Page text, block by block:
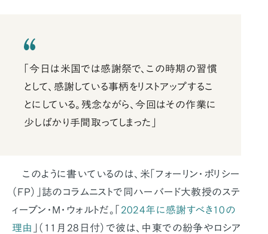
「今日は米国では感謝祭で、この時期の習慣
として、感謝している事柄をリストアップするこ
とにしている。残念ながら、今回はその作業に
少しばかり手間取ってしまった」
このように書いているのは、米「フォーリン・ポリシー
（FP）」誌のコラムニストで同ハーバード大教授のステ
ィーブン・M・ウォルトだ。「 2024年に感謝すべき10の
理由
」（11月28日付）で彼は、中東での紛争やロシア